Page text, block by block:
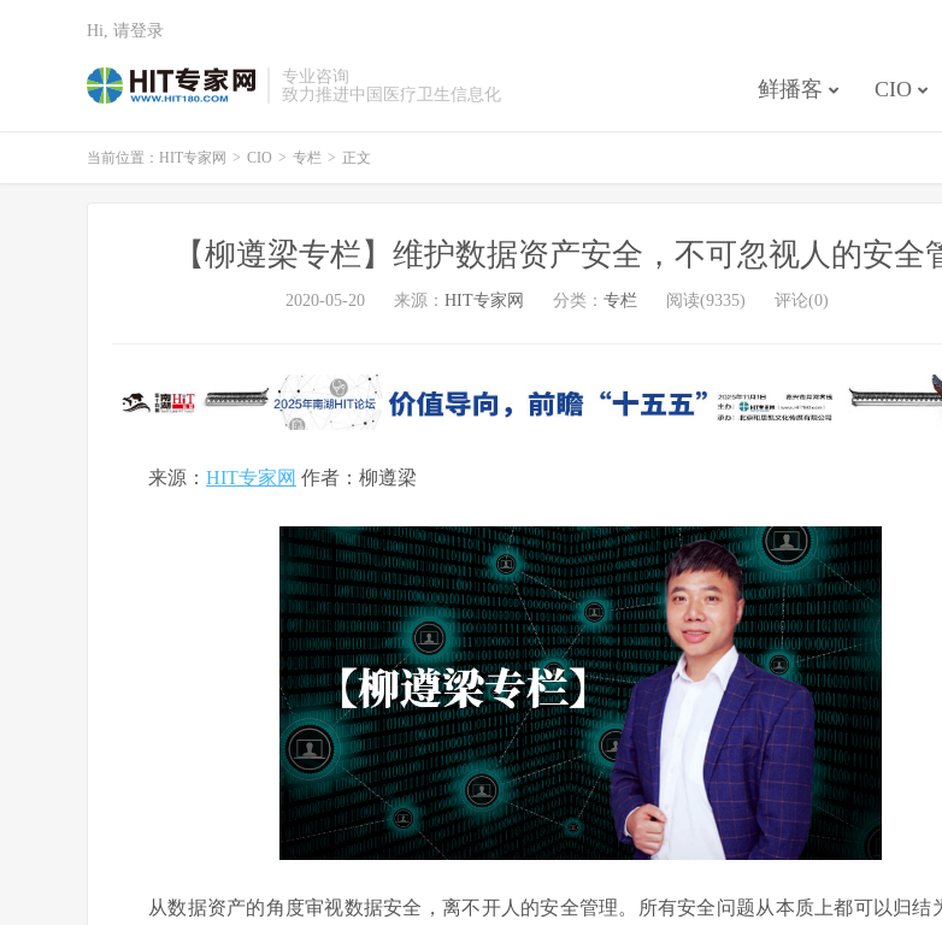
专业咨询
致力推进中国医疗卫生信息化
鲜播客 CIO
Hi, 请登录
当前位置： HIT专家网 > CIO > 专栏 > 正文
【柳遵梁专栏】维护数据资产安全，不可忽视人的安全
2020-05-20 来源： HIT专家网 分类： 专栏 阅读(9335) 评论(0)
来源： HIT专家网 作者：柳遵梁
从数据资产的角度审视数据安全，离不开人的安全管理。所有安全问题从本质上都可以归结